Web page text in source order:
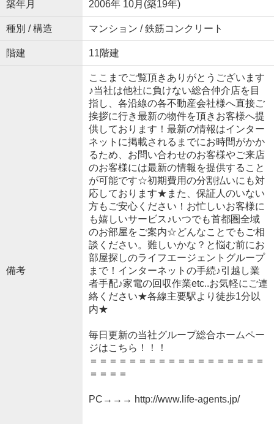
築年月 2006年 10月(築19年)
種別 / 構造 マンション / 鉄筋コンクリート
階建 11階建
備考
ここまでご覧頂きありがとうございます
♪当社は他社に負けない総合仲介店を目
指し、各沿線の各不動産会社様へ直接ご
挨拶に行き最新の物件を頂きお客様へ提
供しております！最新の情報はインター
ネットに掲載されるまでにお時間がかか
るため、お問い合わせのお客様やご来店
のお客様には最新の情報を提供すること
が可能です☆初期費用の分割払いにも対
応しております★また、保証人のいない
方もご安心ください！お忙しいお客様に
も嬉しいサービス♪いつでも首都圏全域
のお部屋をご案内☆どんなことでもご相
談ください。難しいかな？と悩む前にお
部屋探しのライフエージェントグループ
まで！インターネットの手続♪引越し業
者手配♪家電の回収作業etc..お気軽にご連
絡ください★各線主要駅より徒歩1分以
内★
毎日更新の当社グループ総合ホームペー
ジはこちら！！！
＝＝＝＝＝＝＝＝＝＝＝＝＝＝＝＝＝＝
＝＝＝＝
PC→→→ http://www.life-agents.jp/